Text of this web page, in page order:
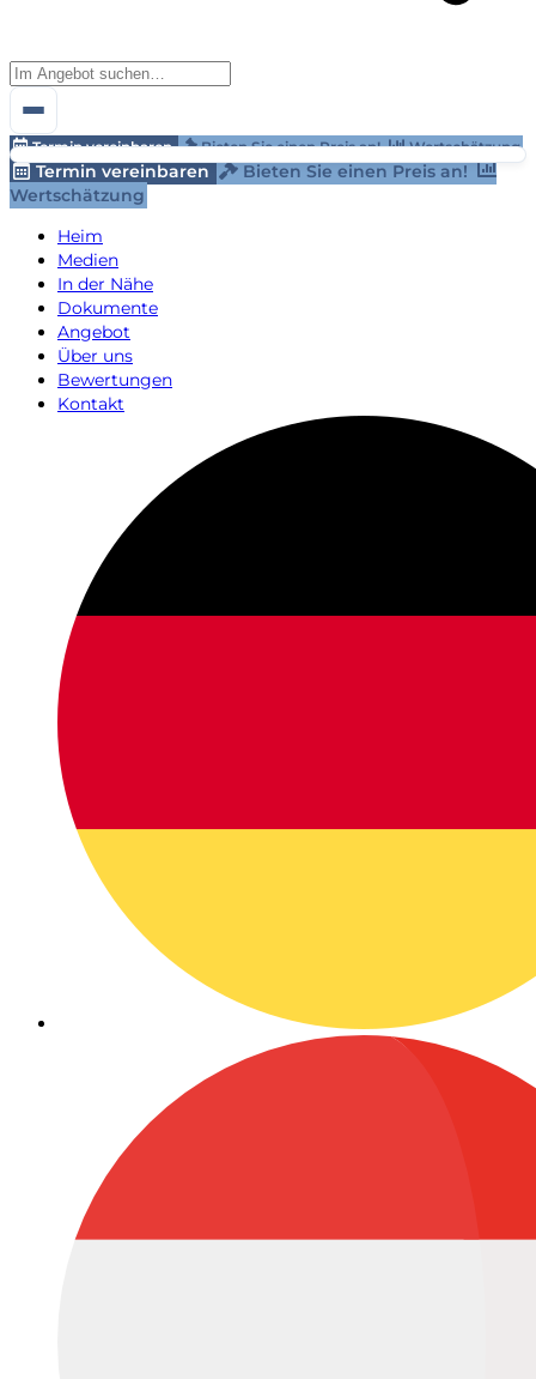
Termin vereinbaren Bieten Sie einen Preis an! Wertschätzung
Termin vereinbaren
Bieten Sie einen Preis an!
Wertschätzung
Heim
Medien
In der Nähe
Dokumente
Angebot
Über uns
Bewertungen
Kontakt